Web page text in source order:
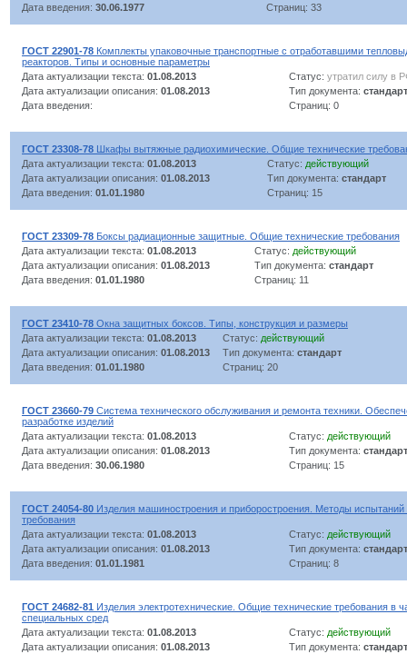
Дата введения: 30.06.1977 Страниц: 33
ГОСТ 22901-78 Комплекты упаковочные транспортные с отработавшими
реакторов. Типы и основные параметры
Дата актуализации текста: 01.08.2013 Статус: утратил силу в
Дата актуализации описания: 01.08.2013 Тип документа: стандарт
Дата введения:
Страниц: 0
ГОСТ 23308-78 Шкафы вытяжные радиохимические. Общие технические
Дата актуализации текста: 01.08.2013 Статус: действующий
Дата актуализации описания: 01.08.2013 Тип документа: стандарт
Дата введения: 01.01.1980 Страниц: 15
ГОСТ 23309-78 Боксы радиационные защитные. Общие технические требования
Дата актуализации текста: 01.08.2013 Статус: действующий
Дата актуализации описания: 01.08.2013 Тип документа: стандарт
Дата введения: 01.01.1980 Страниц: 11
ГОСТ 23410-78 Окна защитных боксов. Типы, конструкция и размеры
Дата актуализации текста: 01.08.2013 Статус: действующий
Дата актуализации описания: 01.08.2013 Тип документа: стандарт
Дата введения: 01.01.1980 Страниц: 20
ГОСТ 23660-79 Система технического обслуживания и ремонта техники.
разработке изделий
Дата актуализации текста: 01.08.2013 Статус: действующий
Дата актуализации описания: 01.08.2013 Тип документа: стандарт
Дата введения: 30.06.1980 Страниц: 15
ГОСТ 24054-80 Изделия машиностроения и приборостроения. Методы
требования
Дата актуализации текста: 01.08.2013 Статус: действующий
Дата актуализации описания: 01.08.2013 Тип документа: стандарт
Дата введения: 01.01.1981 Страниц: 8
ГОСТ 24682-81 Изделия электротехнические. Общие технические требования в
специальных сред
Дата актуализации текста: 01.08.2013 Статус: действующий
Дата актуализации описания: 01.08.2013 Тип документа: стандарт